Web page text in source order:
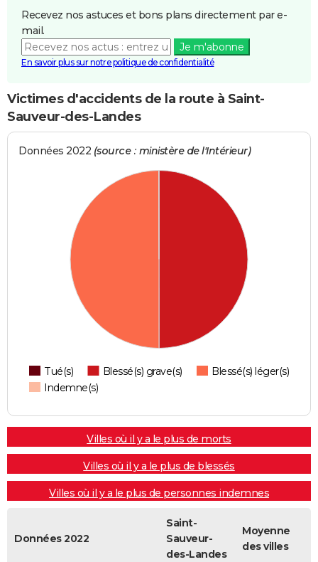
Recevez nos astuces et bons plans directement par e-
mail.
Je m'abonne
En savoir plus sur notre politique de confidentialité
Victimes d'accidents de la route à Saint-
Sauveur-des-Landes
Données 2022 (source : ministère de l'Intérieur)
Tué(s) Blessé(s) grave(s)
Blessé(s) léger(s)
Indemne(s)
Villes où il y a le plus de morts
Villes où il y a le plus de blessés
Villes où il y a le plus de personnes indemnes
Données 2022
Saint-
Sauveur-
des-Landes
Moyenne
des villes